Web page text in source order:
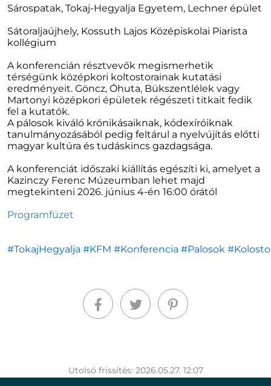
Sárospatak, Tokaj-Hegyalja Egyetem, Lechner épület
Sátoraljaújhely, Kossuth Lajos Középiskolai Piarista
kollégium
A konferencián résztvevők megismerhetik
térségünk középkori koltostorainak kutatási
eredményeit. Göncz, Óhuta, Bükszentlélek vagy
Martonyi középkori épületek régészeti titkait fedik
fel a kutatók.
A pálosok kiváló krónikásaiknak, kódexíróiknak
tanulmányozásából pedig feltárul a nyelvújítás előtti
magyar kultúra és tudáskincs gazdagsága.
A konferenciát időszaki kiállítás egészíti ki, amelyet a
Kazinczy Ferenc Múzeumban lehet majd
megtekinteni 2026. június 4-én 16:00 órától
Programfüzet
#TokajHegyalja #KFM #Konferencia #Palosok
Utolsó frissítés: 2026.05.27. 12:07